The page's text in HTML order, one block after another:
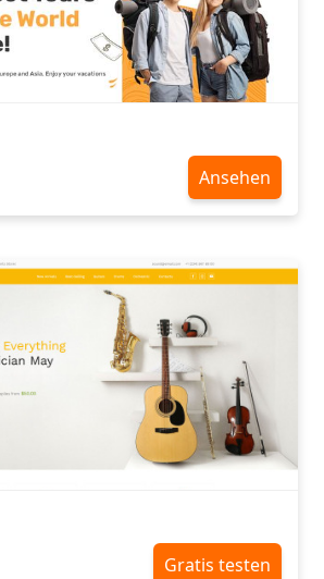
Ansehen
Gratis testen